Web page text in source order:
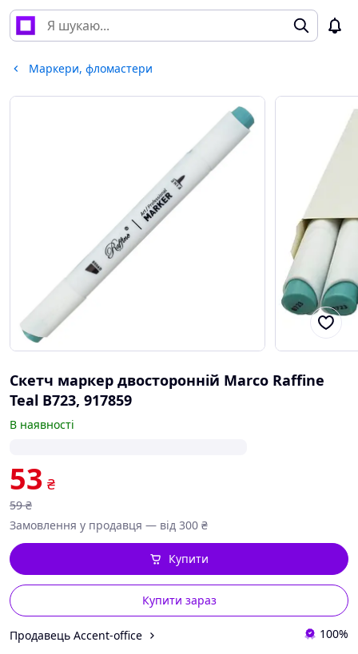
Маркери, фломастери
Скетч маркер двосторонній Marco Raffine
Teal B723, 917859
В наявності
53 ₴
59 ₴
Замовлення у продавця — від 300 ₴
Купити зараз
Купити
Продавець Accent-office 100%